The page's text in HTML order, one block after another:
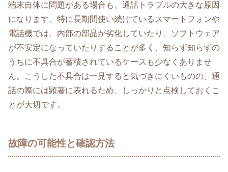
端末自体に問題がある場合も、通話トラブルの大きな原因
になります。特に長期間使い続けているスマートフォンや
電話機では、内部の部品が劣化していたり、ソフトウェア
が不安定になっていたりすることが多く、知らず知らずの
うちに不具合が蓄積されているケースも少なくありませ
ん。こうした不具合は一見すると気づきにくいものの、通
話の際には顕著に表れるため、しっかりと点検しておくこ
とが大切です。
故障の可能性と確認方法